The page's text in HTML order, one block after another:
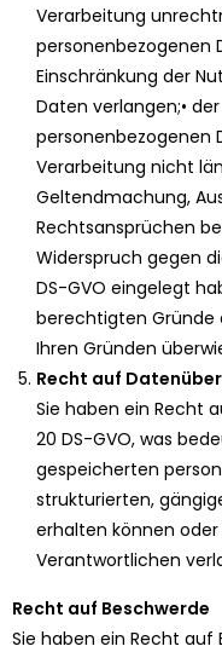
Verarbeitung
personenbezogenen
Einschränkung der
Daten verlangen;•
personenbezogenen
Verarbeitung nicht
Geltendmachung,
Rechtsansprüchen
Widerspruch gegen
DS-GVO eingelegt
berechtigten Gründe
Ihren Gründen
Recht auf
Sie haben ein Recht
20 DS-GVO, was
gespeicherten
strukturierten,
erhalten können
Verantwortlichen
Recht auf Beschwerde
Sie haben ein Recht auf